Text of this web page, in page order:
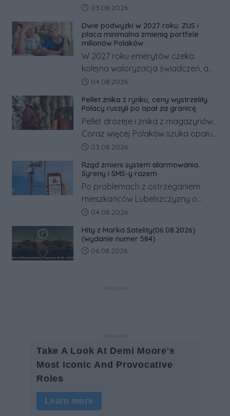
powiecie śremskim zakończyło się
odwrócić nawet natychmiastowe
działania służb ratunkowych.
Data dodania artykułu:
03.08.2026
Dwie podwyżki w 2027 roku. ZUS i
płaca minimalna zmienią portfele
milionów Polaków
W 2027 roku emerytów czeka
kolejna waloryzacja świadczeń, a
pracowników podwyżka płacy
tym zmianom zyskają.
Data dodania artykułu:
04.08.2026
Pellet znika z rynku, ceny wystrzeliły.
Polacy ruszyli po opał za granicę
Pellet drożeje i znika z magazynów.
Coraz więcej Polaków szuka opału
za granicą, gdzie bywa nawet
Co się dzieje?
Data dodania artykułu:
03.08.2026
Rząd zmieni system alarmowania.
Syreny i SMS-y razem
Po problemach z ostrzeganiem
mieszkańców Lubelszczyzny o
rosyjskim zagrożeniu rząd
alarmowych, alertów RCB i aplikacji
w jeden system.
Data dodania artykułu:
04.08.2026
Hity z Marka Satelity(06.08.2026)
(wydanie numer 584)
Data dodania artykułu:
06.08.2026
REKLAMA
REKLAMA